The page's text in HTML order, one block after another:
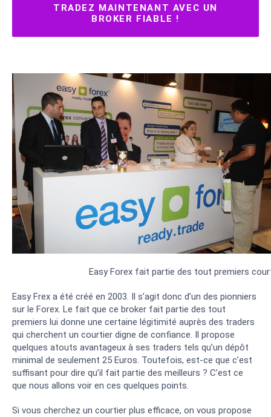
TRADEZ MAINTENANT AVEC UN
BROKER FIABLE !
Easy Forex fait partie des tout premiers
Easy Frex a été créé en 2003. Il s’agit donc d’un des pionniers
sur le Forex. Le fait que ce broker fait partie des tout
premiers lui donne une certaine légitimité auprès des traders
qui cherchent un courtier digne de confiance. Il propose
quelques atouts avantageux à ses traders tels qu’un dépôt
minimal de seulement 25 Euros. Toutefois, est-ce que c’est
suffisant pour dire qu’il fait partie des meilleurs ? C’est ce
que nous allons voir en ces quelques points.
Si vous cherchez un courtier plus efficace, on vous propose